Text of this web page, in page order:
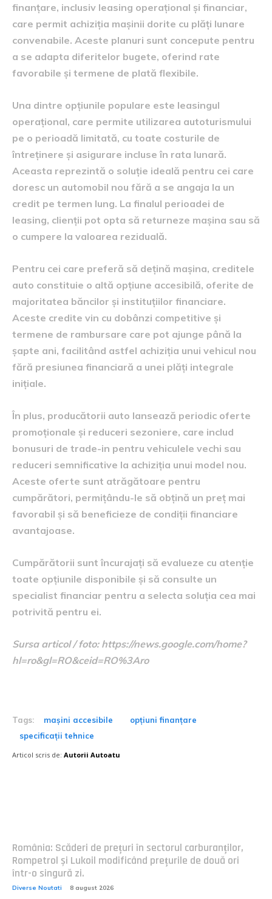
finanțare, inclusiv leasing operațional și financiar,
care permit achiziția mașinii dorite cu plăți lunare
convenabile. Aceste planuri sunt concepute pentru
a se adapta diferitelor bugete, oferind rate
favorabile și termene de plată flexibile.
Una dintre opțiunile populare este leasingul
operațional, care permite utilizarea autoturismului
pe o perioadă limitată, cu toate costurile de
întreținere și asigurare incluse în rata lunară.
Aceasta reprezintă o soluție ideală pentru cei care
doresc un automobil nou fără a se angaja la un
credit pe termen lung. La finalul perioadei de
leasing, clienții pot opta să returneze mașina sau să
o cumpere la valoarea reziduală.
Pentru cei care preferă să dețină mașina, creditele
auto constituie o altă opțiune accesibilă, oferite de
majoritatea băncilor și instituțiilor financiare.
Aceste credite vin cu dobânzi competitive și
termene de rambursare care pot ajunge până la
șapte ani, facilitând astfel achiziția unui vehicul nou
fără presiunea financiară a unei plăți integrale
inițiale.
În plus, producătorii auto lansează periodic oferte
promoționale și reduceri sezoniere, care includ
bonusuri de trade-in pentru vehiculele vechi sau
reduceri semnificative la achiziția unui model nou.
Aceste oferte sunt atrăgătoare pentru
cumpărători, permițându-le să obțină un preț mai
favorabil și să beneficieze de condiții financiare
avantajoase.
Cumpărătorii sunt încurajați să evalueze cu atenție
toate opțiunile disponibile și să consulte un
specialist financiar pentru a selecta soluția cea mai
potrivită pentru ei.
Sursa articol / foto: https://news.google.com/home?
hl=ro&gl=RO&ceid=RO%3Aro
Tags: mașini accesibile
opțiuni finanțare
specificații tehnice
Articol scris de: Autorii Autoatu
România: Scăderi de prețuri în sectorul carburanților,
Rompetrol și Lukoil modificând prețurile de două ori
într-o singură zi.
Diverse Noutati 8 august 2026